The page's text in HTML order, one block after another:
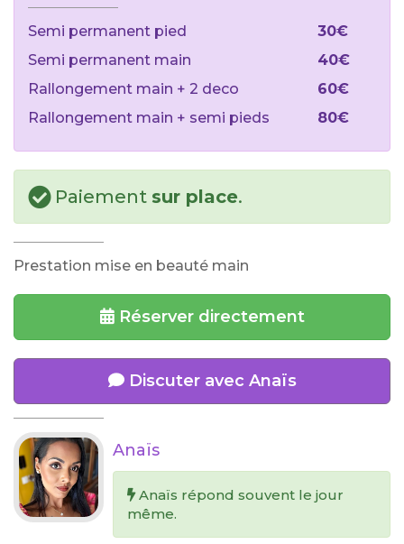
Semi permanent pied
30€
Semi permanent main
40€
Rallongement main + 2 deco
60€
Rallongement main + semi pieds
80€
Paiement sur place.
Prestation mise en beauté main
Réserver directement
Discuter avec Anaïs
Anaïs
Anaïs répond souvent le jour
même.